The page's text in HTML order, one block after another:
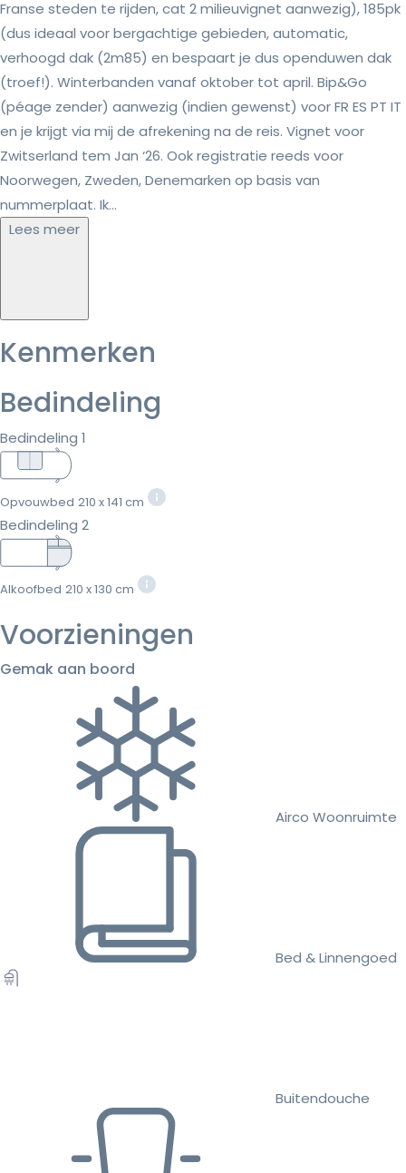
Franse steden te rijden, cat 2 milieuvignet aanwezig), 185pk
(dus ideaal voor bergachtige gebieden, automatic,
verhoogd dak (2m85) en bespaart je dus openduwen dak
(troef!). Winterbanden vanaf oktober tot april. Bip&Go
(péage zender) aanwezig (indien gewenst) voor FR ES PT IT
en je krijgt via mij de afrekening na de reis. Vignet voor
Zwitserland tem Jan ‘26. Ook registratie reeds voor
Noorwegen, Zweden, Denemarken op basis van
nummerplaat. Ik...
Lees meer
Kenmerken
Bedindeling
Bedindeling 1
Opvouwbed 210 x 141 cm
Bedindeling 2
Alkoofbed 210 x 130 cm
Voorzieningen
Gemak aan boord
Airco Woonruimte
Bed & Linnengoed
Buitendouche